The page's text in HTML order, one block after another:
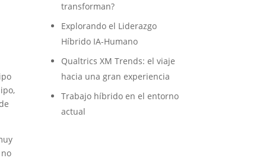
transforman?
Explorando el Liderazgo
Híbrido IA-Humano
Qualtrics XM Trends: el viaje
hacia una gran experiencia
Trabajo híbrido en el entorno
actual